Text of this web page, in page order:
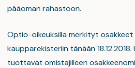
pääoman rahastoon.
Optio-oikeuksilla merkityt
kaupparekisteriin tänään
tuottavat omistajilleen